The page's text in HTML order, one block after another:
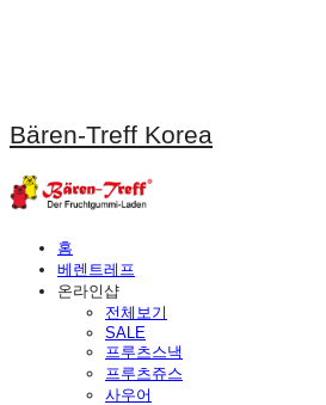
Bären-Treff Korea
홈
베렌트레프
온라인샵
전체보기
SALE
프루츠스낵
프루츠쥬스
사우어